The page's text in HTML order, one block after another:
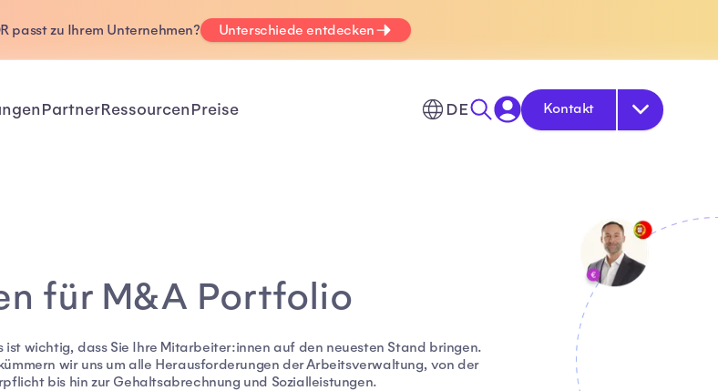
passt zu Ihrem Unternehmen? Unterschiede entdecken
PartnerRessourcenPreise DE Kontakt
für M&A Portfolio
ist wichtig, dass Sie Ihre Mitarbeiter:innen auf den neuesten Stand bringen.
wir uns um alle Herausforderungen der Arbeitsverwaltung, von der
bis hin zur Gehaltsabrechnung und Sozialleistungen.